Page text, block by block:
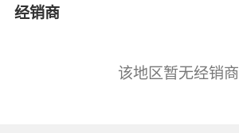
经销商
该地区暂无经销商